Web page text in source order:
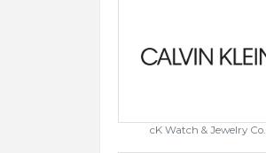
cK Watch & Jewelry Co.